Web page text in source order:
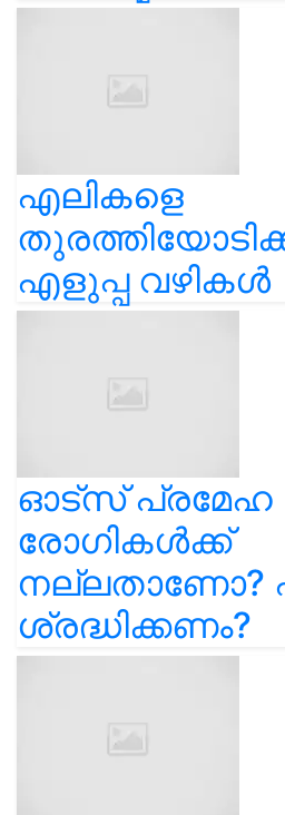
എലികളെ
എളുപ്പ വഴികൾ
ഓട്സ് പ്രമേഹ
രോഗികൾക്ക്
നല്ലതാണോ?
ശ്രദ്ധിക്കണം?